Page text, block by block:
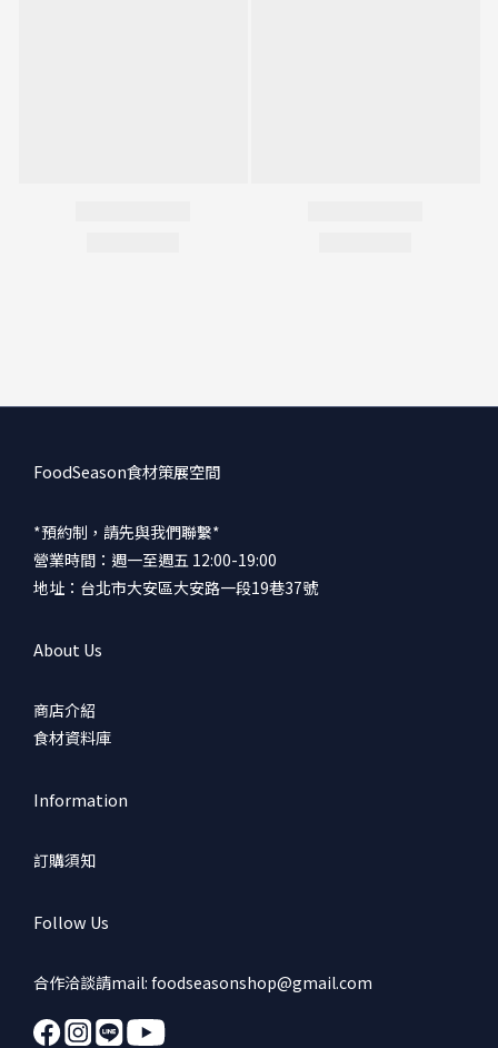
FoodSeason食材策展空間
*預約制，請先與我們聯繫*
營業時間：週一至週五 12:00-19:00
地址：台北市大安區大安路一段19巷37號
About Us
商店介紹
食材資料庫
Information
訂購須知
Follow Us
合作洽談請mail: foodseasonshop@gmail.com